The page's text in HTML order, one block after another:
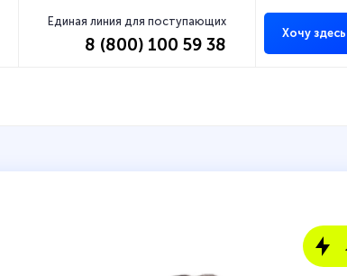
Единая линия для поступающих
8 (800) 100 59 38
Хочу